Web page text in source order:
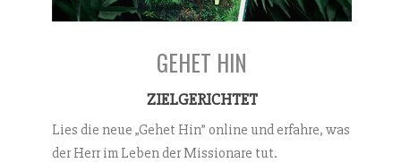
GEHET HIN
ZIELGERICHTET
Lies die neue „Gehet Hin” online und erfahre, was
der Herr im Leben der Missionare tut.